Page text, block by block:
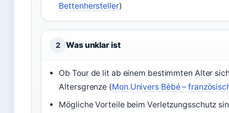
Bettenhersteller)
2 Was unklar ist
Ob Tour de lit ab einem bestimmten Alter
Altersgrenze (Mon Univers Bébé –
Mögliche Vorteile beim Verletzungsschutz